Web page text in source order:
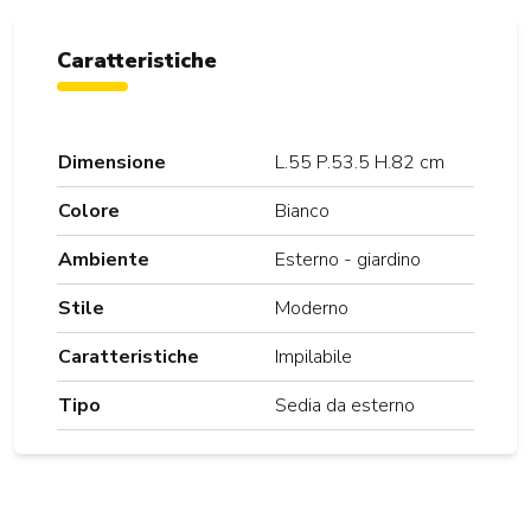
Caratteristiche
Dimensione
L.55 P.53.5 H.82 cm
Colore
Bianco
Ambiente
Esterno - giardino
Stile
Moderno
Caratteristiche
Impilabile
Tipo
Sedia da esterno